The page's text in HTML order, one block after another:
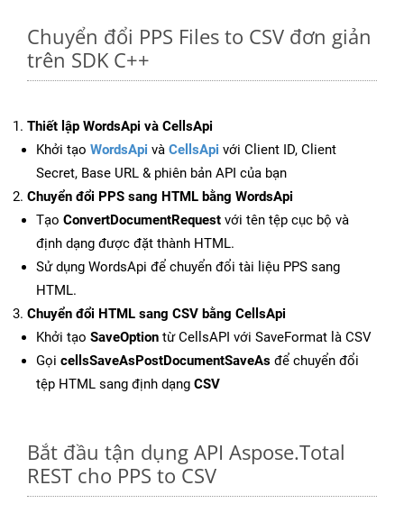
Chuyển đổi PPS Files to CSV đơn giản
trên SDK C++
Thiết lập WordsApi và CellsApi
Khởi tạo WordsApi và CellsApi với Client ID, Client
Secret, Base URL & phiên bản API của bạn
Chuyển đổi PPS sang HTML bằng WordsApi
Tạo ConvertDocumentRequest với tên tệp cục bộ và
định dạng được đặt thành HTML.
Sử dụng WordsApi để chuyển đổi tài liệu PPS sang
HTML.
Chuyển đổi HTML sang CSV bằng CellsApi
Khởi tạo SaveOption từ CellsAPI với SaveFormat là CSV
Gọi cellsSaveAsPostDocumentSaveAs để chuyển đổi
tệp HTML sang định dạng CSV
Bắt đầu tận dụng API Aspose.Total
REST cho PPS to CSV